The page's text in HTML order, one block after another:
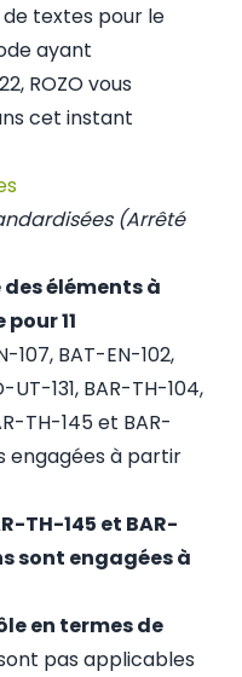
textes pour le
ayant
ROZO vous
cet instant
(Arrêté
éléments à
11
107, BAT-EN-102,
UT-131, BAR-TH-104,
TH-145 et BAR-
engagées à partir
TH-145 et BAR-
sont engagées à
en termes de
pas applicables